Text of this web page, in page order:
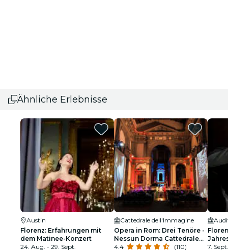
Ähnliche Erlebnisse
Austin
Florenz: Erfahrungen mit
dem Matinee-Konzert
24. Aug. - 29. Sept.
Cattedrale dell'Immagine
Opera in Rom: Drei Tenöre -
Nessun Dorma Cattedrale
dell'Immagine
4.4
(110)
7.